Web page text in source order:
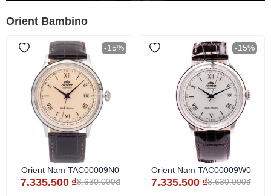
Orient Bambino
-15%
Orient Nam TAC00009N0
7.335.500 ₫8.630.000đ
-15%
Orient Nam TAC00009W0
7.335.500 ₫8.630.000đ